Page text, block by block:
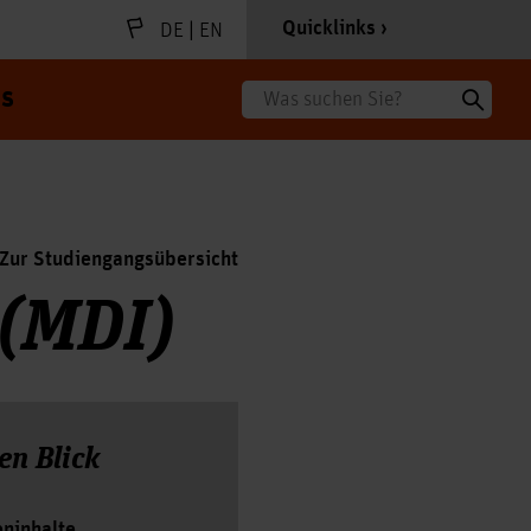
DE | EN Quicklinks
Suche
Zur Studiengangsübersicht
Blick